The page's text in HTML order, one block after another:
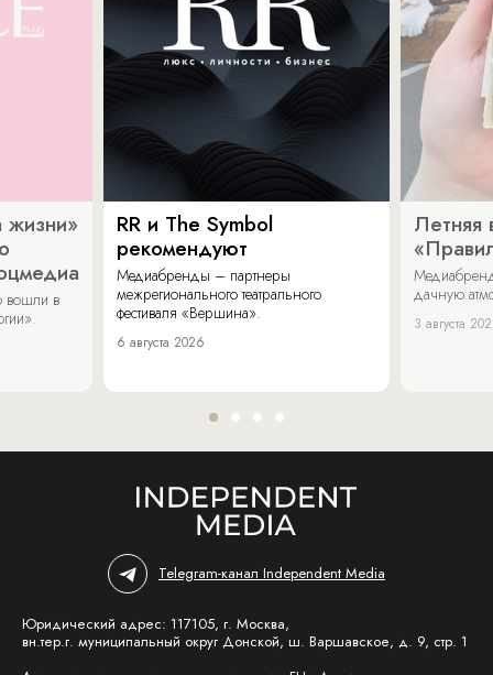
жизни»
вошли в
RR и The Symbol
рекомендуют
Медиабренды – партнеры
межрегионального театрального
фестиваля «Вершина».
6 августа 2026
Летняя
дачную
3 августа
Telegram-канал Independent Media
Юридический адрес: 117105, г. Москва,
вн.тер.г. муниципальный округ Донской, ш. Варшавское, д. 9, стр. 1